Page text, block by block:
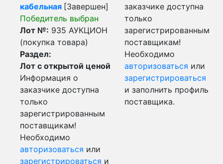
кабельная [Завершен]
Победитель выбран
Лот №: 935 АУКЦИОН
(покупка товара)
Раздел:
Лот с открытой ценой
Информация о
заказчике доступна
только
зарегистрированным
поставщикам!
Необходимо
авторизоваться или
зарегистрироваться и
заказчике доступна
только
зарегистрированным
поставщикам!
Необходимо
авторизоваться или
зарегистрироваться
и заполнить профиль
поставщика.